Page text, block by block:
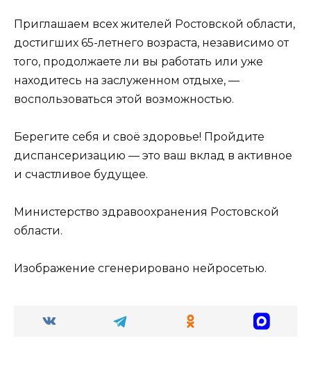
Приглашаем всех жителей Ростовской области,
достигших 65-летнего возраста, независимо от
того, продолжаете ли вы работать или уже
находитесь на заслуженном отдыхе, —
воспользоваться этой возможностью.
Берегите себя и своё здоровье! Пройдите
диспансеризацию — это ваш вклад в активное
и счастливое будущее.
Министерство здравоохранения Ростовской
области.
Изображение сгенерировано нейросетью.